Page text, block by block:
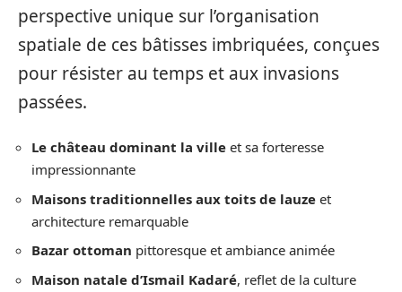
perspective unique sur l’organisation
spatiale de ces bâtisses imbriquées, conçues
pour résister au temps et aux invasions
passées.
Le château dominant la ville et sa forteresse
impressionnante
Maisons traditionnelles aux toits de lauze et
architecture remarquable
Bazar ottoman pittoresque et ambiance animée
Maison natale d’Ismail Kadaré, reflet de la culture